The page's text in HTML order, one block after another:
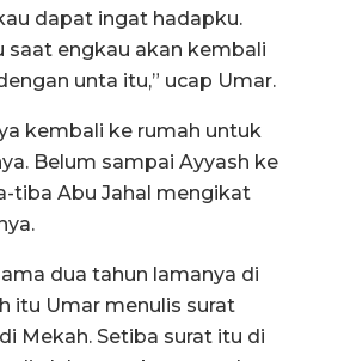
dapat ingat hadapku.
saat engkau akan kembali
unta itu,” ucap Umar.
kembali ke rumah untuk
Belum sampai Ayyash ke
tiba Abu Jahal mengikat
dua tahun lamanya di
itu Umar menulis surat
Mekah. Setiba surat itu di